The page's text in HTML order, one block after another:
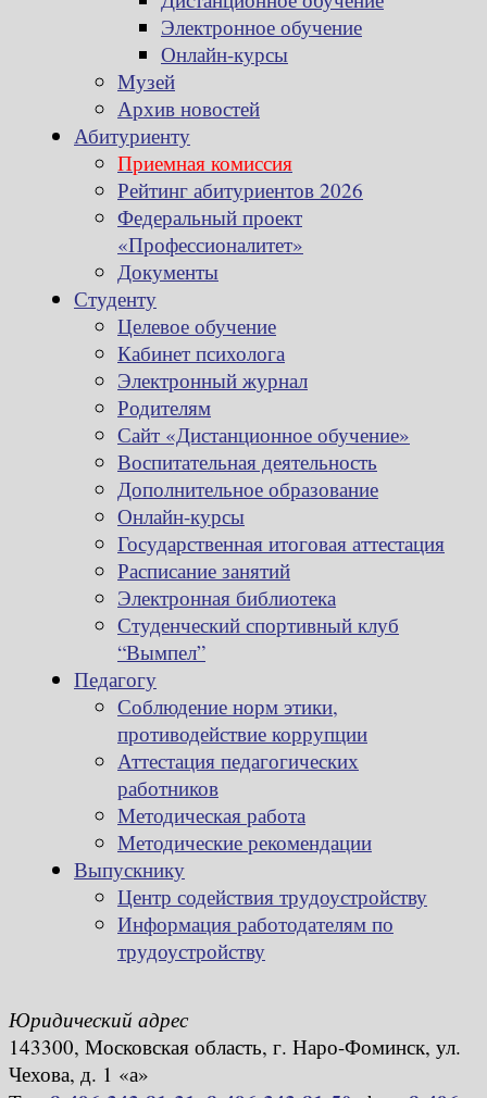
Электронное обучение
Онлайн-курсы
Музей
Архив новостей
Абитуриенту
Приемная комиссия
Рейтинг абитуриентов 2026
Федеральный проект
«Профессионалитет»
Документы
Студенту
Целевое обучение
Кабинет психолога
Электронный журнал
Родителям
Сайт «Дистанционное обучение»
Воспитательная деятельность
Дополнительное образование
Онлайн-курсы
Государственная итоговая аттестация
Расписание занятий
Электронная библиотека
Студенческий спортивный клуб
“Вымпел”
Педагогу
Соблюдение норм этики,
противодействие коррупции
Аттестация педагогических
работников
Методическая работа
Методические рекомендации
Выпускнику
Центр содействия трудоустройству
Информация работодателям по
трудоустройству
Юридический адрес
143300, Московская область, г. Наро-Фоминск, ул.
Чехова, д. 1 «а»